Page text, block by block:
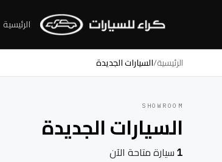
الرئيسية
الرئيسية/السيارات الجديدة
SHOWROOM
السيارات الجديدة
1 سيارة متاحة الآن